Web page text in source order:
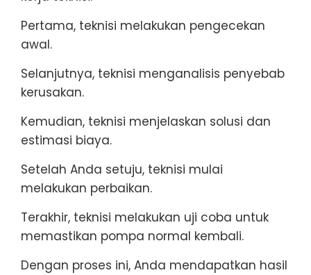
Pertama, teknisi melakukan pengecekan
awal.
Selanjutnya, teknisi menganalisis penyebab
kerusakan.
Kemudian, teknisi menjelaskan solusi dan
estimasi biaya.
Setelah Anda setuju, teknisi mulai
melakukan perbaikan.
Terakhir, teknisi melakukan uji coba untuk
memastikan pompa normal kembali.
Dengan proses ini, Anda mendapatkan hasil